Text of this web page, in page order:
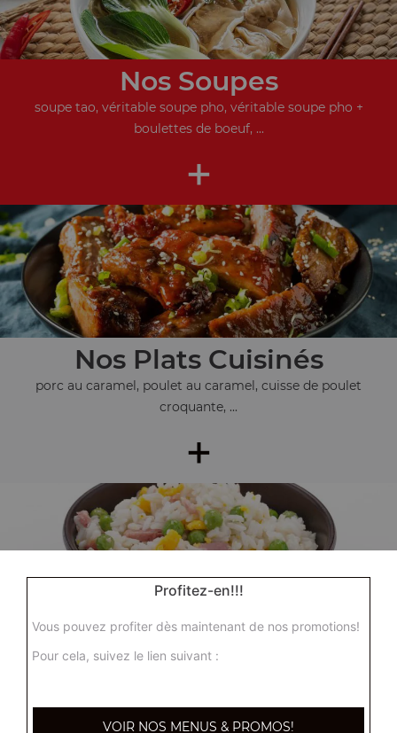
Nos Soupes
soupe tao, véritable soupe pho, véritable soupe pho +
boulettes de boeuf, ...
+
Nos Plats Cuisinés
porc au caramel, poulet au caramel, cuisse de poulet
croquante, ...
+
Nos Accompagnements
riz nature, riz cantonnais, riz sauté aux crevettes, ...
+
Profitez-en!!!
Vous pouvez profiter dès maintenant de nos promotions!
Pour cela, suivez le lien suivant :
VOIR NOS MENUS & PROMOS!